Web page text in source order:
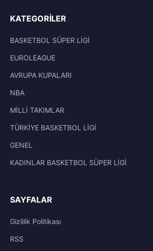
KATEGORILER
BASKETBOL SÜPER LİGİ
EUROLEAGUE
AVRUPA KUPALARI
NBA
MİLLİ TAKIMLAR
TÜRKİYE BASKETBOL LİGİ
GENEL
KADINLAR BASKETBOL SÜPER LİGİ
SAYFALAR
Gizlilik Politikası
RSS